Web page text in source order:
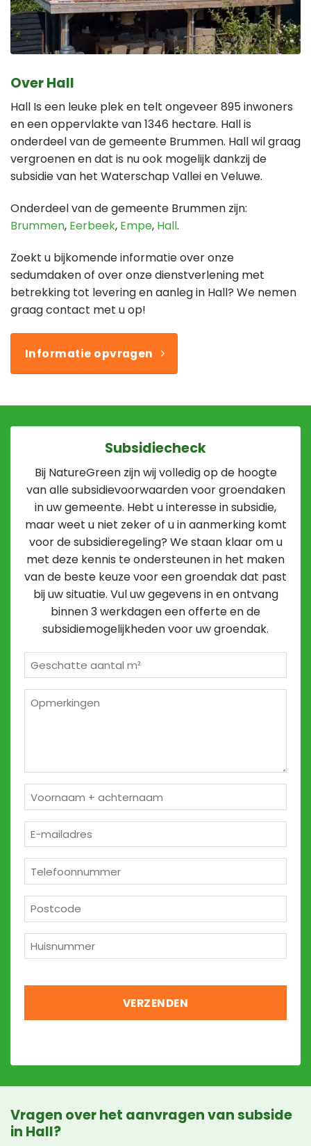
Over Hall
Hall Is een leuke plek en telt ongeveer 895 inwoners
en een oppervlakte van 1346 hectare. Hall is
onderdeel van de gemeente Brummen. Hall wil graag
vergroenen en dat is nu ook mogelijk dankzij de
subsidie van het Waterschap Vallei en Veluwe.
Onderdeel van de gemeente Brummen zijn:
Brummen, Eerbeek, Empe, Hall.
Zoekt u bijkomende informatie over onze
sedumdaken of over onze dienstverlening met
betrekking tot levering en aanleg in Hall? We nemen
graag contact met u op!
Informatie opvragen
Subsidiecheck
Bij NatureGreen zijn wij volledig op de hoogte
van alle subsidievoorwaarden voor groendaken
in uw gemeente. Hebt u interesse in subsidie,
maar weet u niet zeker of u in aanmerking komt
voor de subsidieregeling? We staan klaar om u
met deze kennis te ondersteunen in het maken
van de beste keuze voor een groendak dat past
bij uw situatie. Vul uw gegevens in en ontvang
binnen 3 werkdagen een offerte en de
subsidiemogelijkheden voor uw groendak.
m²
Naam
*
mailadres
*
*
*
Vragen over het aanvragen van subside
in Hall?